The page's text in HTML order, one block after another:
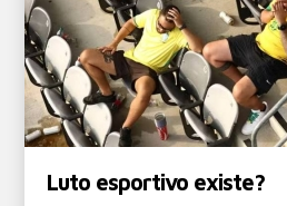
Luto esportivo existe?